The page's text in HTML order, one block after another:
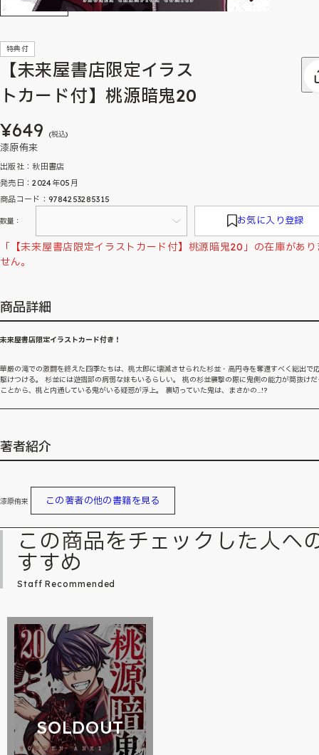
特典付
【未来屋書店限定イラス
トカード付】桃源暗鬼20
¥649 (税込)
漆原侑来
出版社：秋田書店
発売日：2024年05月
商品コード：9784253285315
数量： お気に入り登録
「【未来屋書店限定イラストカード付】桃源暗鬼20」の在庫があり
せん。
商品詳細
未来屋書店限定イラストカード付き！
華厳の滝での激闘を終えた四季たちは、桃太郎に壊滅させられた杉並・高円寺を奪還すべく総出で
駆けつける。 杉並には遊摺部の病弱な妹もいるらしい。 桃の杉並襲撃の際に鬼側の能力が筒抜け
ことから、桃と内通している鬼がいる疑惑が浮上。 裏切っていた鬼は、まさかの…!?
著者紹介
漆原侑来 この著者の他の書籍を見る
この商品をチェックした人へ
すすめ
Staff Recommended
SOLDOUT